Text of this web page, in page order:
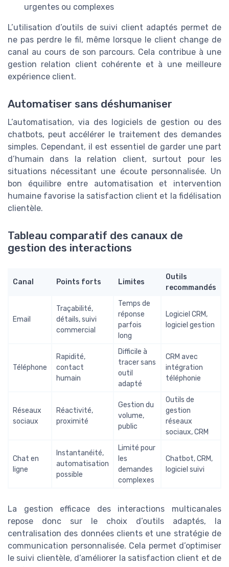
urgentes ou complexes
L’utilisation d’outils de suivi client adaptés permet de
ne pas perdre le fil, même lorsque le client change de
canal au cours de son parcours. Cela contribue à une
gestion relation client cohérente et à une meilleure
expérience client.
Automatiser sans déshumaniser
L’automatisation, via des logiciels de gestion ou des
chatbots, peut accélérer le traitement des demandes
simples. Cependant, il est essentiel de garder une part
d’humain dans la relation client, surtout pour les
situations nécessitant une écoute personnalisée. Un
bon équilibre entre automatisation et intervention
humaine favorise la satisfaction client et la fidélisation
clientèle.
Tableau comparatif des canaux de
gestion des interactions
Canal Points forts Limites
Outils
recommandés
Email
Traçabilité,
détails, suivi
commercial
Temps de
réponse
parfois
long
Logiciel CRM,
logiciel gestion
Téléphone
Rapidité,
contact
humain
Difficile à
tracer sans
outil
adapté
CRM avec
intégration
téléphonie
Réseaux
sociaux
Réactivité,
proximité
Gestion du
volume,
public
Outils de
gestion
réseaux
sociaux, CRM
Chat en
ligne
Instantanéité,
automatisation
possible
Limité pour
les
demandes
complexes
Chatbot, CRM,
logiciel suivi
La gestion efficace des interactions multicanales
repose donc sur le choix d’outils adaptés, la
centralisation des données clients et une stratégie de
communication personnalisée. Cela permet d’optimiser
le suivi clientèle, d’améliorer la satisfaction client et de